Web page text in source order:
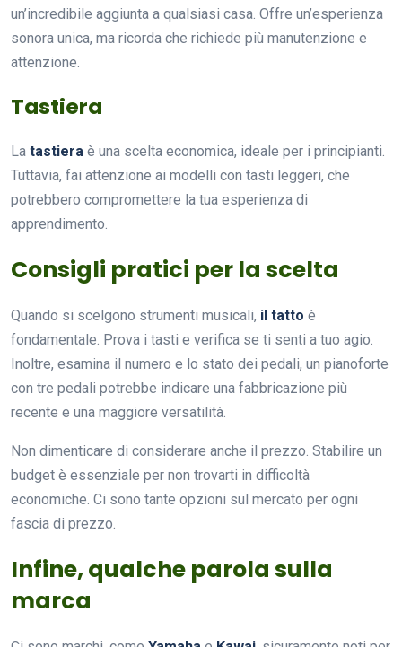
un’incredibile aggiunta a qualsiasi casa. Offre un’esperienza
sonora unica, ma ricorda che richiede più manutenzione e
attenzione.
Tastiera
La tastiera è una scelta economica, ideale per i principianti.
Tuttavia, fai attenzione ai modelli con tasti leggeri, che
potrebbero compromettere la tua esperienza di
apprendimento.
Consigli pratici per la scelta
Quando si scelgono strumenti musicali, il tatto è
fondamentale. Prova i tasti e verifica se ti senti a tuo agio.
Inoltre, esamina il numero e lo stato dei pedali, un pianoforte
con tre pedali potrebbe indicare una fabbricazione più
recente e una maggiore versatilità.
Non dimenticare di considerare anche il prezzo. Stabilire un
budget è essenziale per non trovarti in difficoltà
economiche. Ci sono tante opzioni sul mercato per ogni
fascia di prezzo.
Infine, qualche parola sulla
marca